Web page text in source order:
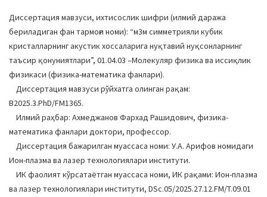
Диссертация мавзуси, ихтисослик шифри (илмий даража
бериладиган фан тармоғи номи): “м3м симметрияли кубик
кристалларнинг акустик хоссаларига нуқтавий нуқсонларнинг
таъсир қонуниятлари”, 01.04.03 –Молекуляр физика ва иссиқлик
физикаси (физика-математика фанлари).
Диссертация мавзуси рўйхатга олинган рақам:
В2025.3.PhD/FM1365.
Илмий раҳбар: Ахмеджанов Фархад Рашидович, физика-
математика фанлари доктори, профессор.
Диссертация бажарилган муассаса номи: У.А. Арифов номидаги
Ион-плазма ва лазер технологиялари институти.
ИК фаолият кўрсатаётган муассаса номи, ИК рақами: Ион-плазма
ва лазер технологиялари институти, DSc.05/2025.27.12.FM/T.09.01